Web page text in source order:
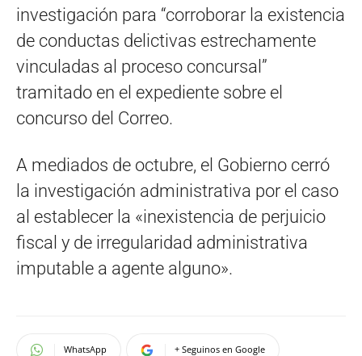
investigación para “corroborar la existencia
de conductas delictivas estrechamente
vinculadas al proceso concursal”
tramitado en el expediente sobre el
concurso del Correo.
A mediados de octubre, el Gobierno cerró
la investigación administrativa por el caso
al establecer la «inexistencia de perjuicio
fiscal y de irregularidad administrativa
imputable a agente alguno».
WhatsApp + Seguinos en Google